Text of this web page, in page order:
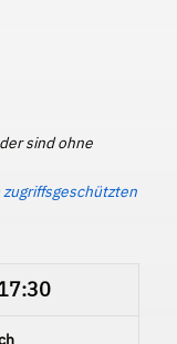
sind ohne
zugriffsgeschützten